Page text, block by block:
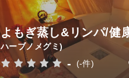
よもぎ蒸し&リンパ/健
ハーブノメグミ)
- (-件)